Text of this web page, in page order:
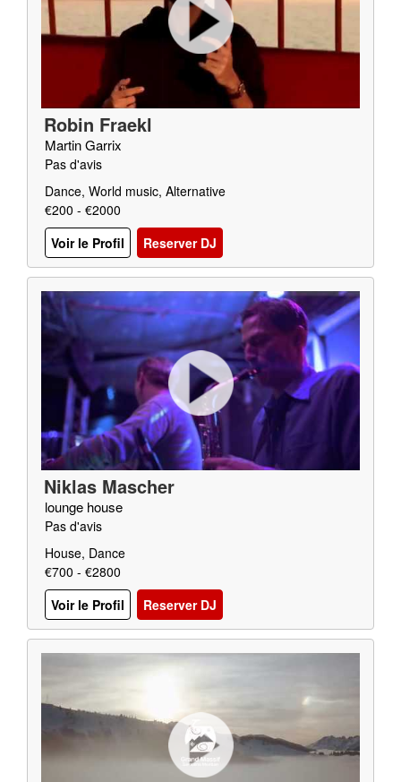
Robin Fraekl
Martin Garrix
Pas d'avis
Dance, World music, Alternative
€200 - €2000
Voir le Profil
Reserver DJ
Niklas Mascher
lounge house
Pas d'avis
House, Dance
€700 - €2800
Voir le Profil
Reserver DJ